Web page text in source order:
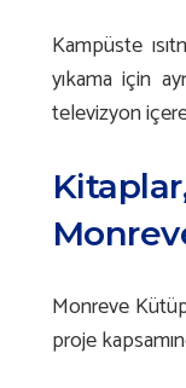
Kampüste
yıkama için
televizyon
Monreve
proje